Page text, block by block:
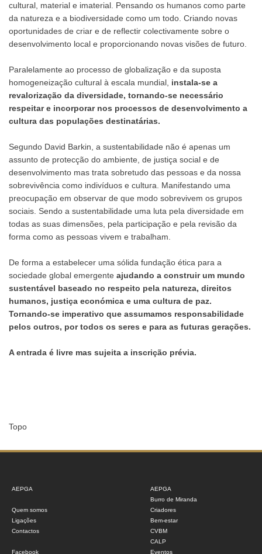
cultural, material e imaterial. Pensando os humanos como parte
da natureza e a biodiversidade como um todo. Criando novas
oportunidades de criar e de reflectir colectivamente sobre o
desenvolvimento local e proporcionando novas visões de futuro.
Paralelamente ao processo de globalização e da suposta
homogeneização cultural à escala mundial, instala-se a
revalorização da diversidade, tornando-se necessário
respeitar e incorporar nos processos de desenvolvimento a
cultura das populações destinatárias.
Segundo David Barkin, a sustentabilidade não é apenas um
assunto de protecção do ambiente, de justiça social e de
desenvolvimento mas trata sobretudo das pessoas e da nossa
sobrevivência como indivíduos e cultura. Manifestando uma
preocupação em observar de que modo sobrevivem os grupos
sociais. Sendo a sustentabilidade uma luta pela diversidade em
todas as suas dimensões, pela participação e pela revisão da
forma como as pessoas vivem e trabalham.
De forma a estabelecer uma sólida fundação ética para a
sociedade global emergente ajudando a construir um mundo
sustentável baseado no respeito pela natureza, direitos
humanos, justiça económica e uma cultura de paz.
Tornando-se imperativo que assumamos responsabilidade
pelos outros, por todos os seres e para as futuras gerações.
A entrada é livre mas sujeita a inscrição prévia.
Topo
AEPGA
Quem somos
Ligações
Contactos
Facebook
AEPGA
Burro de Miranda
Criadores
Bem-estar
CVBM
CALP
Eventos